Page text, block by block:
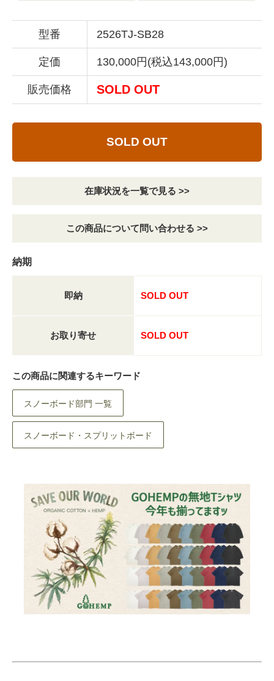
型番 2526TJ-SB28
定価 130,000円(税込143,000円)
販売価格 SOLD OUT
SOLD OUT
在庫状況を一覧で見る >>
この商品について問い合わせる >>
納期
即納 SOLD OUT
お取り寄せ SOLD OUT
この商品に関連するキーワード
スノーボード部門 一覧
スノーボード・スプリットボード